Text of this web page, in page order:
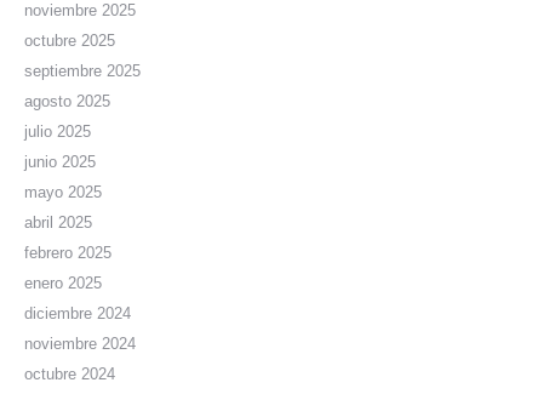
noviembre 2025
octubre 2025
septiembre 2025
agosto 2025
julio 2025
junio 2025
mayo 2025
abril 2025
febrero 2025
enero 2025
diciembre 2024
noviembre 2024
octubre 2024